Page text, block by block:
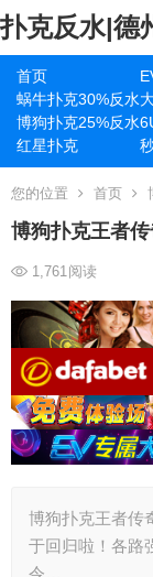
扑克反水|德
首页
蜗牛扑克30%反水
博狗扑克25%反水
红星扑克
您的位置 首页
博狗扑克王者
1,761阅读
博狗扑克王者传
于回归啦！各路
令…